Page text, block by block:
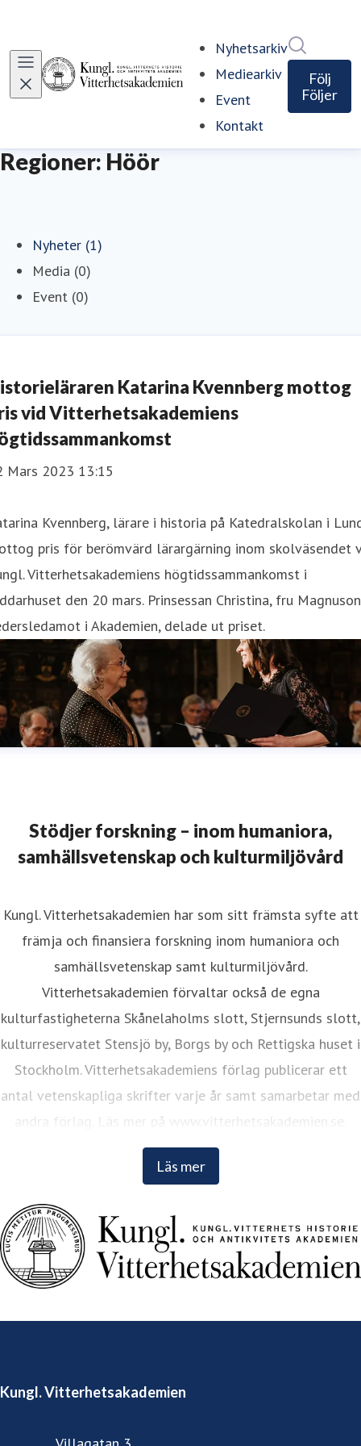
Nyhetsarkiv
Mediearkiv
Event
Kontakt
Följ
Följer
Regioner: Höör
Nyheter (1)
Media (0)
Event (0)
Katarina Kvennberg mottog
vid Vitterhetsakademiens
Mars 2023 13:15
Kvennberg, lärare i historia på Katedralskolan i
pris för berömvärd lärargärning inom skolväsendet
Vitterhetsakademiens högtidssammankomst i
den 20 mars. Prinsessan Christina, fru
i Akademien, delade ut priset.
Stödjer forskning – inom humaniora,
samhällsvetenskap och kulturmiljövård
Läs mer
Kungl. Vitterhetsakademien har som sitt främsta syfte att
främja och finansiera forskning inom humaniora och
samhällsvetenskap samt kulturmiljövård.
Vitterhetsakademien förvaltar också de egna
kulturfastigheterna Skånelaholms slott, Stjernsunds slott,
kulturreservatet Stensjö by, Borgs by och Rettigska huset i
Stockholm. Vitterhetsakademiens förlag publicerar ett
antal vetenskapliga skrifter varje år samt samarbetar med
andra förlag. Läs mer på www.vitterhetsakademien.se.
Kungl. Vitterhetsakademien